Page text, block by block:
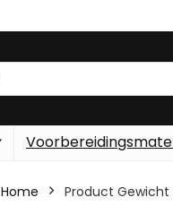
Home Product Gewicht